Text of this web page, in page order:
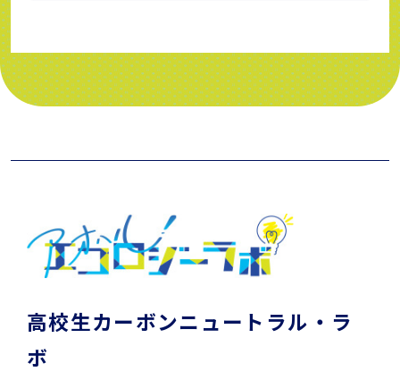
高校生カーボンニュートラル・ラ
ボ